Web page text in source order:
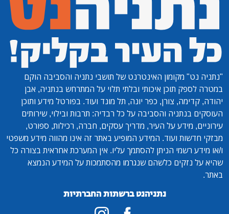
"נתניה נט" מקומון האינטרנט של תושבי נתניה והסביבה הוקם
במטרה לספק תוכן איכותי ובלתי תלוי על המתרחש בנתניה, אבן
יהודה, קדימה, צורן, כפר יונה, תל מונד ועוד. בפורטל מידע ותוכן
העוסקים בנתניה והסביבה על כל רבדיה: תרבות ובילוי, שירותים
עירוניים, מידע על העיר, מדריך עסקים, חברה, רכילות, ספורט,
מבזקי חדשות ועוד. המידע המופיע באתר זה אינו מהווה מידע משפטי
ו/או מידע רשמי הניתן להסתמך עליו. אין המערכת אחראית בצורה כל
שהיא על נזקים כלשהם שנגרמו מהסתמכות על המידע הנמצא
באתר.
נתניהנט ברשתות החברתיות